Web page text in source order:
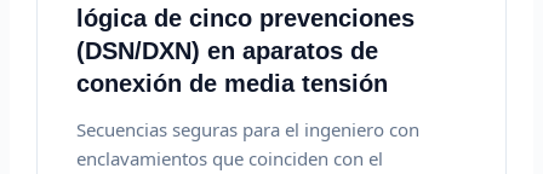
lógica de cinco prevenciones
(DSN/DXN) en aparatos de
conexión de media tensión
Secuencias seguras para el ingeniero con
enclavamientos que coinciden con el